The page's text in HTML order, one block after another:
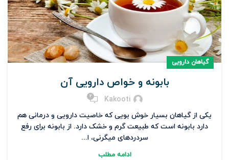
گیاهان دارویی
بابونه و خواص دارویی آن
Kakooti
2
یکی از گیاهان بسیار خوش بویی که خاصیت دارویی و درمانی هم
دارد بابونه است که طبیعت گرم و خشک دارد. از بابونه برای رفع
سردردهای میگرنی، ا...
ادامه مطلب